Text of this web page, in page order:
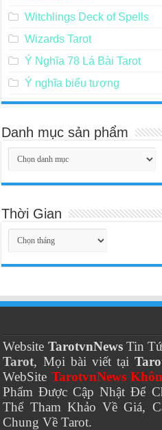
Witchlings Deck of Spells
Wizards Tarot
Ý Nghĩa 78 Lá Bài Tarot
Ý nghĩa biểu tượng
Danh mục sản phẩm
Thời Gian
Thời
Gian
Website TarotvnNewsTin
Tarot, Mọi bài viết tại
WebSite TarotvnNews
Phẩm Được Cập Nhật Để
Thể Tham Khảo Về Giá,
Chung Về Tarot.